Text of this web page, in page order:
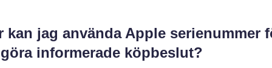
kan jag använda Apple serienummer
informerade köpbeslut?